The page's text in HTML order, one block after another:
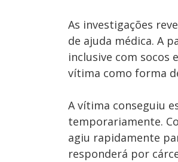
As investigações
de ajuda médica. A
inclusive com socos
vítima como forma
A vítima conseguiu
temporariamente.
agiu rapidamente
responderá por